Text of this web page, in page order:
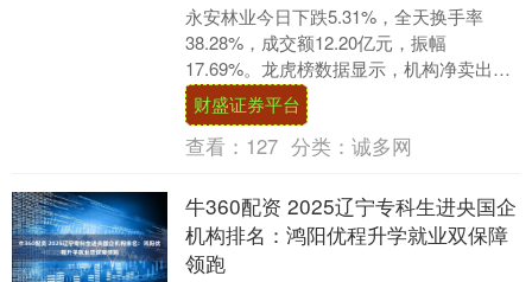
永安林业今日下跌5.31%，全天换手率
38.28%，成交额12.20亿元，振幅
17.69%。龙虎榜数据显示，机构净卖出
117.61万元，营业部席位合计净卖出51....
财盛证券平台
查看： 127 分类： 诚多网
牛360配资 2025辽宁专科生进央国企
机构排名：鸿阳优程升学就业双保障
领跑